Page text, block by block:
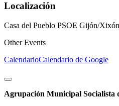
Localización
Casa del Pueblo PSOE Gijón/
Other Events
CalendarioCalendario de Google
Agrupación Municipal Socialista